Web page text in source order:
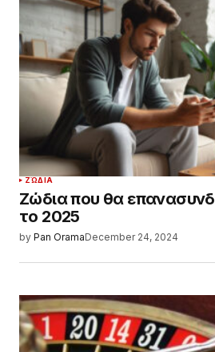
ΖΏΔΙΑ
Ζώδια που θα
το 2025
by Pan OramaDecember 24, 2024